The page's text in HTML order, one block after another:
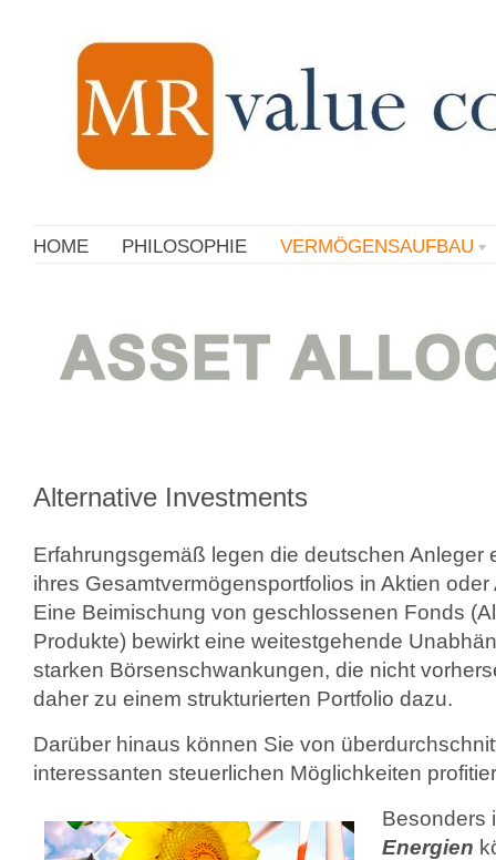
HOME PHILOSOPHIE VERMÖGENSAUFBAU
Alternative Investments
Erfahrungsgemäß legen die deutschen Anleger
ihres Gesamtvermögensportfolios in Aktien
Eine Beimischung von geschlossenen Fonds
Produkte) bewirkt eine weitestgehende
starken Börsenschwankungen, die nicht
daher zu einem strukturierten Portfolio dazu.
Darüber hinaus können Sie von
interessanten steuerlichen Möglichkeiten
Besonders
Energien